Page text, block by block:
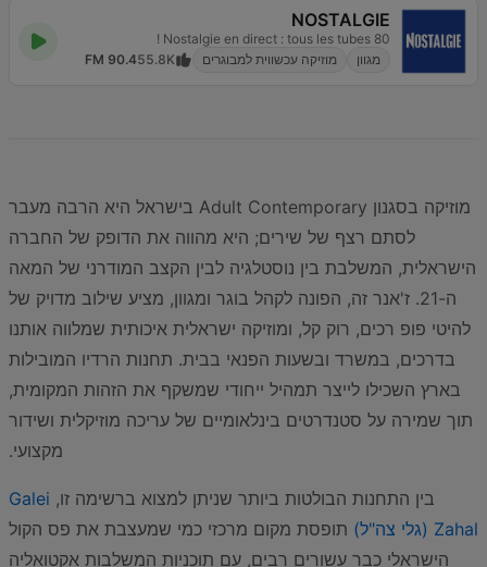
NOSTALGIE
Nostalgie en direct : tous les tubes 80 !
מגוון
מוזיקה עכשווית למבוגרים 55.8K
90.4 FM
מוזיקה בסגנון Adult Contemporary בישראל היא הרבה מעבר
לסתם רצף של שירים; היא מהווה את הדופק של החברה
הישראלית, המשלבת בין נוסטלגיה לבין הקצב המודרני של המאה
ה-21. ז'אנר זה, הפונה לקהל בוגר ומגוון, מציע שילוב מדויק של
להיטי פופ רכים, רוק קל, ומוזיקה ישראלית איכותית שמלווה אותנו
בדרכים, במשרד ובשעות הפנאי בבית. תחנות הרדיו המובילות
בארץ השכילו לייצר תמהיל ייחודי שמשקף את הזהות המקומית,
תוך שמירה על סטנדרטים בינלאומיים של עריכה מוזיקלית ושידור
מקצועי.
בין התחנות הבולטות ביותר שניתן למצוא ברשימה זו, Galei
Zahal (גלי צה"ל)
תופסת מקום מרכזי כמי שמעצבת את פס הקול
הישראלי כבר עשורים רבים, עם תוכניות המשלבות אקטואליה